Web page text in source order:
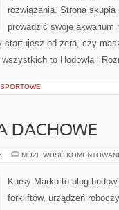
rozwiązania. Strona
prowadzić swoje akwarium
startujesz od zera, czy
wszystkich to Hodowla i
DACHOWE
MOŻLIWOŚĆ
Kursy Marko to blog
forkliftów, urządzeń